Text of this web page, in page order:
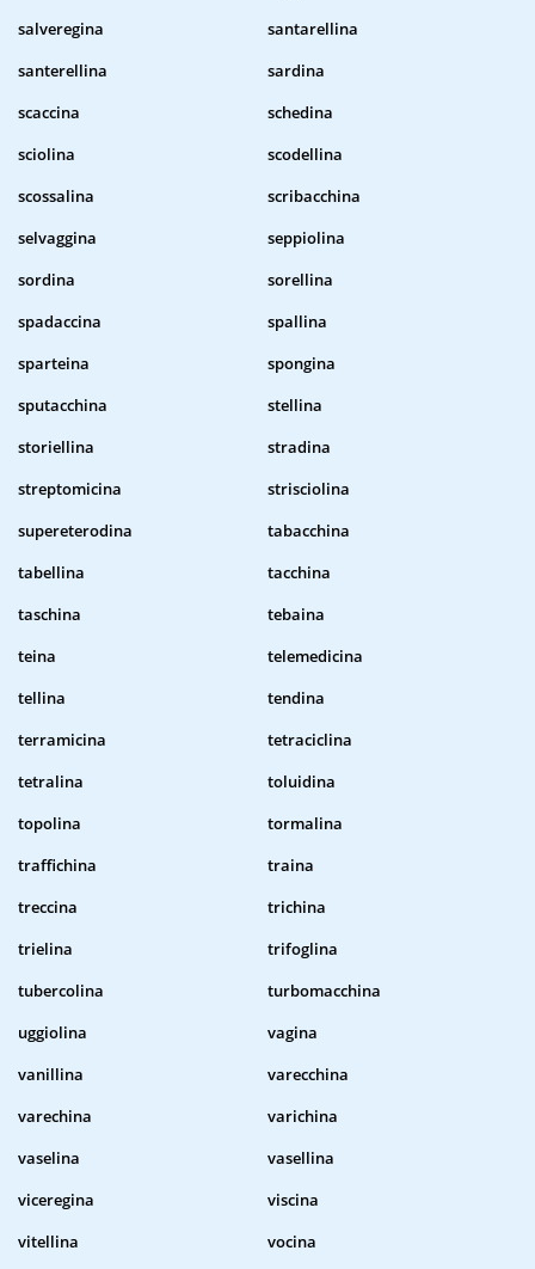
salveregina
santarellina
santerellina
sardina
scaccina
schedina
sciolina
scodellina
scossalina
scribacchina
selvaggina
seppiolina
sordina
sorellina
spadaccina
spallina
sparteina
spongina
sputacchina
stellina
storiellina
stradina
streptomicina
strisciolina
supereterodina
tabacchina
tabellina
tacchina
taschina
tebaina
teina
telemedicina
tellina
tendina
terramicina
tetraciclina
tetralina
toluidina
topolina
tormalina
traffichina
traina
treccina
trichina
trielina
trifoglina
tubercolina
turbomacchina
uggiolina
vagina
vanillina
varecchina
varechina
varichina
vaselina
vasellina
viceregina
viscina
vitellina
vocina